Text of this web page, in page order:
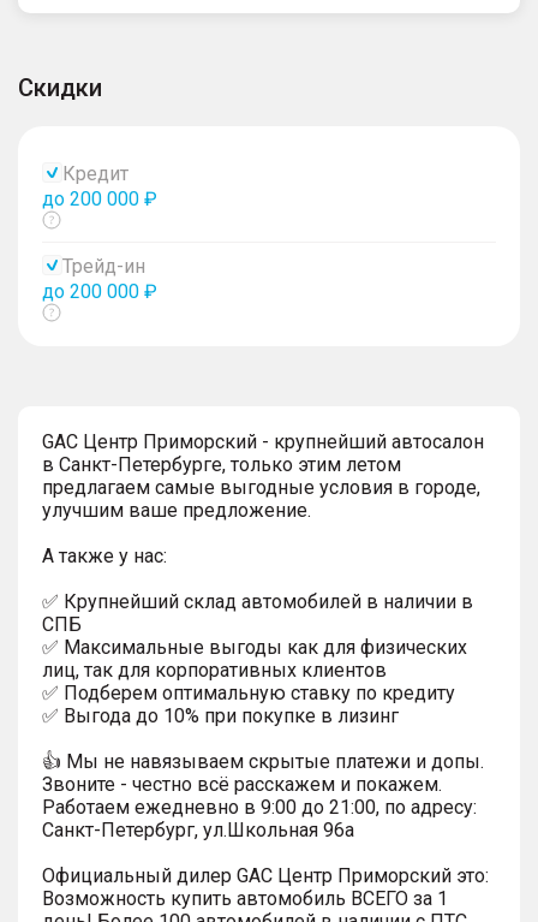
Скидки
Кредит
до 200 000 ₽
Показать
Трейд-ин
до 200 000 ₽
Показать
GAC Центр Приморский - крупнейший автосалон
в Санкт-Петербурге, только этим летом
предлагаем самые выгодные условия в городе,
улучшим ваше предложение.
А также у нас:
✅ Крупнейший склад автомобилей в наличии в
СПБ
✅ Максимальные выгоды как для физических
лиц, так для корпоративных клиентов
✅ Подберем оптимальную ставку по кредиту
✅ Выгода до 10% при покупке в лизинг
👍 Мы не навязываем скрытые платежи и допы.
Звоните - честно всё расскажем и покажем.
Работаем ежедневно в 9:00 до 21:00, по адресу:
Санкт-Петербург, ул.Школьная 96а
Официальный дилер GАС Центр Приморский это:
Возможность купить автомобиль ВСЕГО за 1